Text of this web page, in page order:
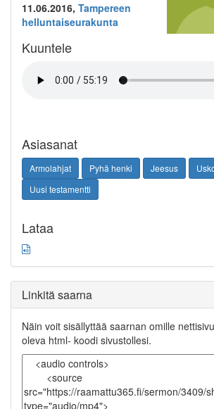
11.06.2016, Tampereen
helluntaiseurakunta
Kuuntele
Asiasanat
Armolahjat Pyhä henki Jeesus
Uusi testamentti
Lataa
Linkitä saarna
Näin voit sisällyttää saarnan omille
oleva html- koodi sivustollesi.